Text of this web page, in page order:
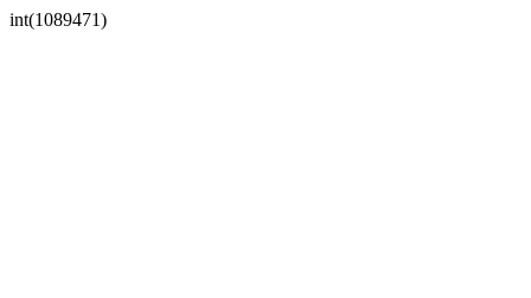
int(1089471)